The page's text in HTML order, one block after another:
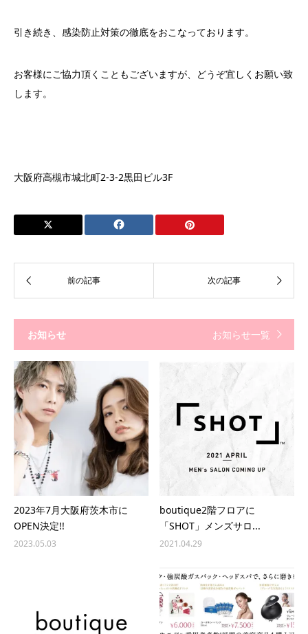
引き続き、感染防止対策の徹底をおこなっております。
お客様にご協力頂くこともございますが、どうぞ宜しくお願い致
します。
大阪府高槻市城北町2-3-2黒田ビル3F
お知らせ お知らせ一覧
2023年7月大阪府茨木市に
OPEN決定!!
2023.05.03
boutique2階フロアに
「SHOT」メンズサロ...
2021.04.29